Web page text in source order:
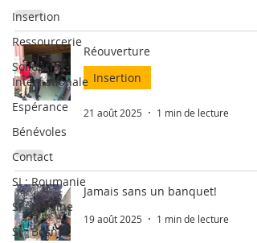
Insertion
Ressourcerie
Solidarité
Internationale
Espérance
Bénévoles
Contact
SI : Roumanie
SI : Ukraine
SI : Bosnie
Réouverture
Insertion
21 août 2025 1 min de lecture
Jamais sans un banquet!
19 août 2025 1 min de lecture